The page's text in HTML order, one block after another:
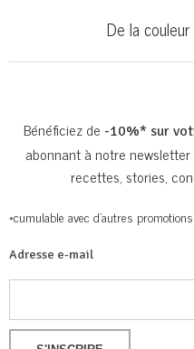
De la
Bénéficiez de -10%* sur
abonnant à notre
recettes, stories,
*cumulable avec d’autres promotions
Adresse e-mail